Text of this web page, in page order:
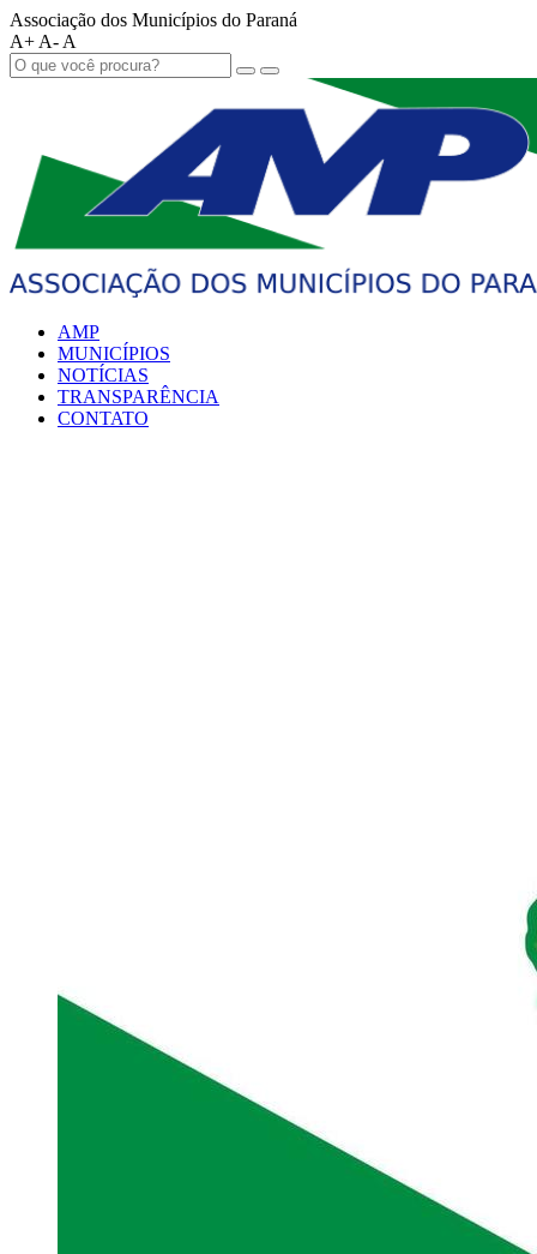
Associação dos Municípios do Paraná
A+ A- A
AMP
MUNICÍPIOS
NOTÍCIAS
TRANSPARÊNCIA
CONTATO